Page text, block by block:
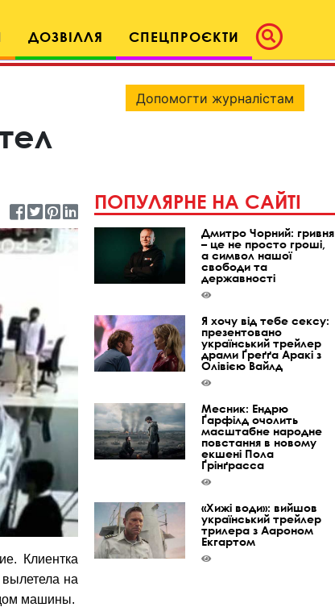
ДОЗВІЛЛЯ СПЕЦПРОЄКТИ
Клиентка
на
машины.
Допомогти журналістам
ПОПУЛЯРНЕ НА САЙТІ
Дмитро Чорний: гривня
– це не просто гроші,
а символ нашої
свободи та
державності
Я хочу від тебе сексу:
презентовано
український трейлер
драми Ґреґґа Аракі з
Олівією Вайлд
Месник: Ендрю
Ґарфілд очолить
масштабне народне
повстання в новому
екшені Пола
Ґрінґрасса
«Хижі води»: вийшов
український трейлер
трилера з Аароном
Екгартом